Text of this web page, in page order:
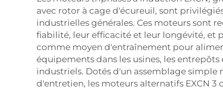
avec rotor à cage d'écureuil, sont
industrielles générales. Ces moteurs sont
fiabilité, leur efficacité et leur longévité, et
comme moyen d'entraînement pour
équipements dans les usines, les entrepôts
industriels. Dotés d'un assemblage simple
d'entretien, les moteurs alternatifs EXCN 3